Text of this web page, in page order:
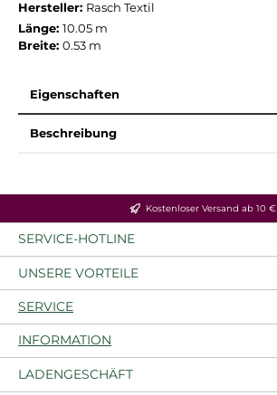
Hersteller: Rasch Textil
Länge: 10.05 m
Breite: 0.53 m
Eigenschaften
Beschreibung
Kostenloser Versand ab 10 €
SERVICE-HOTLINE
UNSERE VORTEILE
SERVICE
INFORMATION
LADENGESCHÄFT